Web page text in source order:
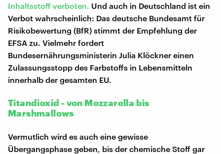
Inhaltsstoff verboten. Und auch in Deutschland ist ein
Verbot wahrscheinlich: Das deutsche Bundesamt für
Risikobewertung (BfR) stimmt der Empfehlung der
EFSA zu. Vielmehr fordert
Bundesernährungsministerin Julia Klöckner einen
Zulassungsstopp des Farbstoffs in Lebensmitteln
innerhalb der gesamten EU.
Titandioxid - von Mozzarella bis
Marshmallows
Vermutlich wird es auch eine gewisse
Übergangsphase geben, bis der chemische Stoff gar